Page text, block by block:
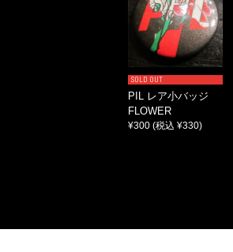
SOLD OUT
PIL レア小バッジ
FLOWER
¥300 (税込 ¥330)